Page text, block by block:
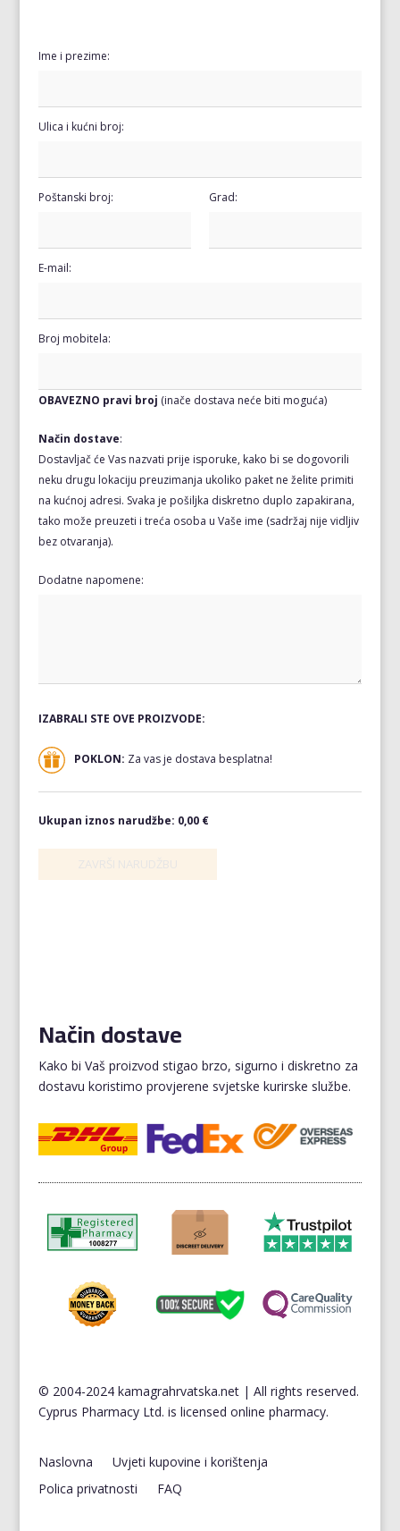
Ime i prezime:
Ulica i kućni broj:
Poštanski broj: Grad:
E-mail:
Broj mobitela:
OBAVEZNO pravi broj (inače dostava neće biti moguća)
Način dostave:
Dostavljač će Vas nazvati prije isporuke, kako bi se dogovorili
neku drugu lokaciju preuzimanja ukoliko paket ne želite primiti
na kućnoj adresi. Svaka je pošiljka diskretno duplo zapakirana,
tako može preuzeti i treća osoba u Vaše ime (sadržaj nije vidljiv
bez otvaranja).
Dodatne napomene:
IZABRALI STE OVE PROIZVODE:
POKLON: Za vas je dostava besplatna!
Ukupan iznos narudžbe: 0,00 €
Način dostave
Kako bi Vaš proizvod stigao brzo, sigurno i diskretno za
dostavu koristimo provjerene svjetske kurirske službe.
© 2004-2024 kamagrahrvatska.net | All rights reserved.
Cyprus Pharmacy Ltd. is licensed online pharmacy.
Naslovna
Uvjeti kupovine i korištenja
Polica privatnosti
FAQ